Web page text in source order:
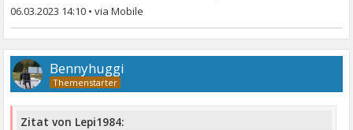
06.03.2023 14:10 •
Bennyhuggi
Zitat von Lepi1984: